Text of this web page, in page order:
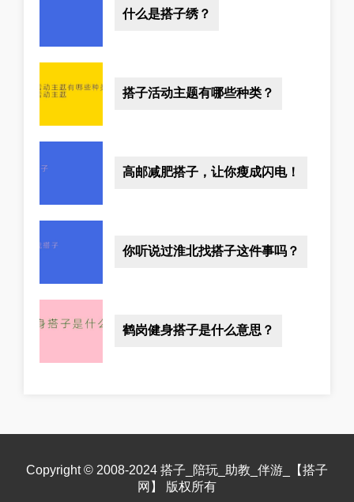
什么是搭子绣？
搭子活动主题有哪些种类？
高邮减肥搭子，让你瘦成闪电！
你听说过淮北找搭子这件事吗？
鹤岗健身搭子是什么意思？
Copyright © 2008-2024 搭子_陪玩_助教_伴游_【搭子
网】 版权所有